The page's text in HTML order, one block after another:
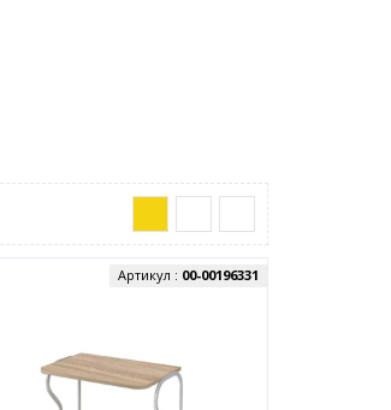
Артикул : 00-00196331